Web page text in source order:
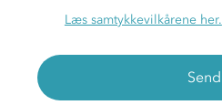
Læs samtykkevilkårene her.